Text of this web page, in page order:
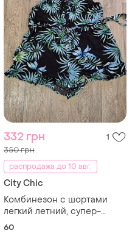
332 грн 1
350 грн
распродажа до 10 авг.
City Chic
Комбинезон с шортами
легкий летний, супер-
батал, размер 60 (pr)
60